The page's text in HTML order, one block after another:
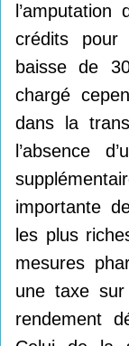
l’amputation
crédits
baisse de
chargé
dans la
l’absence
importante
les plus
mesures
une taxe
rendement